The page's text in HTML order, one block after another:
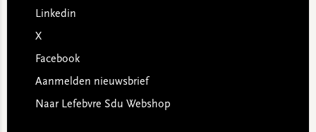
Linkedin
X
Facebook
Aanmelden nieuwsbrief
Naar Lefebvre Sdu Webshop